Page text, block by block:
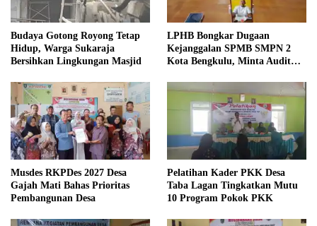
Budaya Gotong Royong Tetap
Hidup, Warga Sukaraja
Bersihkan Lingkungan Masjid
LPHB Bongkar Dugaan
Kejanggalan SPMB SMPN 2
Kota Bengkulu, Minta Audit
Musdes RKPDes 2027 Desa
Gajah Mati Bahas Prioritas
Pembangunan Desa
Pelatihan Kader PKK Desa
Taba Lagan Tingkatkan Mutu
10 Program Pokok PKK